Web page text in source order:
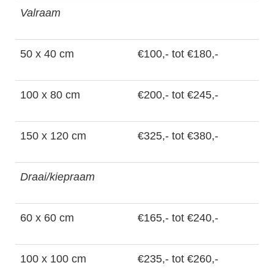
Valraam
50 x 40 cm €100,- tot €180,-
100 x 80 cm €200,- tot €245,-
150 x 120 cm €325,- tot €380,-
Draai/kiepraam
60 x 60 cm €165,- tot €240,-
100 x 100 cm €235,- tot €260,-